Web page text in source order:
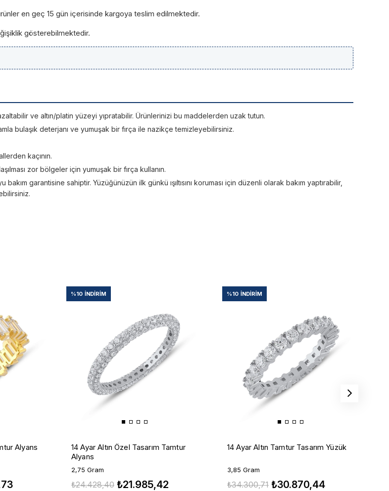
en geç 15 gün içerisinde kargoya teslim edilmektedir.
gösterebilmektedir.
ve altın/platin yüzeyi yıpratabilir. Ürünlerinizi bu maddelerden uzak tutun.
bulaşık deterjanı ve yumuşak bir fırça ile nazikçe temizleyebilirsiniz.
kaçının.
zor bölgeler için yumuşak bir fırça kullanın.
garantisine sahiptir. Yüzüğünüzün ilk günkü ışıltısını koruması için düzenli olarak bakım yaptırabilir,
Alyans
14 Ayar Altın Özel Tasarım Tamtur
Alyans
2,75 Gram
₺21.985,42
₺24.428,40
%10 İNDIRIM
14 Ayar Altın Tamtur Tasarım Yüzük
3,85 Gram
₺30.870,44
₺34.300,71
%10 İNDIRIM